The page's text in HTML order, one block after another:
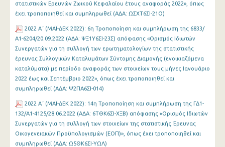
στατιστικών Ερευνών Ζωικού Κεφαλαίου έτους αναφοράς 2022», όπως
έχει τροποποιηθεί και συμπληρωθεί (ΑΔΑ: ΩΣΧΤ6ΣΙ-21Ο)
2022 Α΄ (MAΪ-ΔΕΚ 2022): 6η Τροποποίηση και συμπλήρωση της 6833/
Α1-6204/20.09.2022 (ΑΔΑ: ΨΞ1Υ6ΣΙ-23Σ) απόφασης «Ορισμός Ιδιωτών
Συνεργατών για τη συλλογή των ερωτηματολογίων της στατιστικής
έρευνας Συλλογικών Καταλυμάτων Σύντομης Διαμονής (ενοικιαζόμενα
καταλύματα) με περίοδο αναφοράς των στοιχείων τους μήνες Ιανουάριο
2022 έως και Σεπτέμβριο 2022», όπως έχει τροποποιηθεί και
συμπληρωθεί (ΑΔΑ: Ψ2ΠΑ6ΣΙ-014)
2022 Α΄ (MAΪ-ΔΕΚ 2022): 14η Τροποποίηση και συμπλήρωση της ΓΔ1-
132/Α1-4125/28.06.2022 (ΑΔΑ: 6ΤΘΚ6ΣΙ-ΧΞΒ) απόφασης «Ορισμός Ιδιωτών
Συνεργατών για τη συλλογή των στοιχείων της στατιστικής Έρευνας
Οικογενειακών Προϋπολογισμών (ΕΟΠ)», όπως έχει τροποποιηθεί και
συμπληρωθεί (ΑΔΑ: Ω5ΘΚ6ΣΙ-ΥΩΛ)